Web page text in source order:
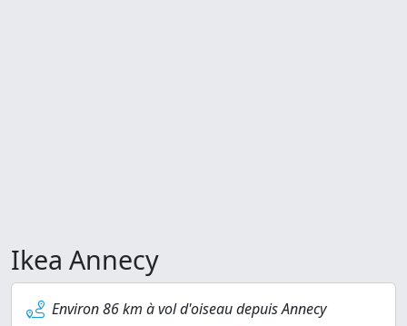
Ikea Annecy
Environ 86 km à vol d'oiseau depuis Annecy